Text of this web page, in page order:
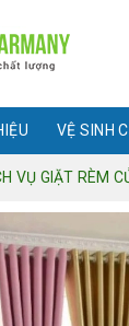
VỆ SINH
VỤ GIẶT RÈM